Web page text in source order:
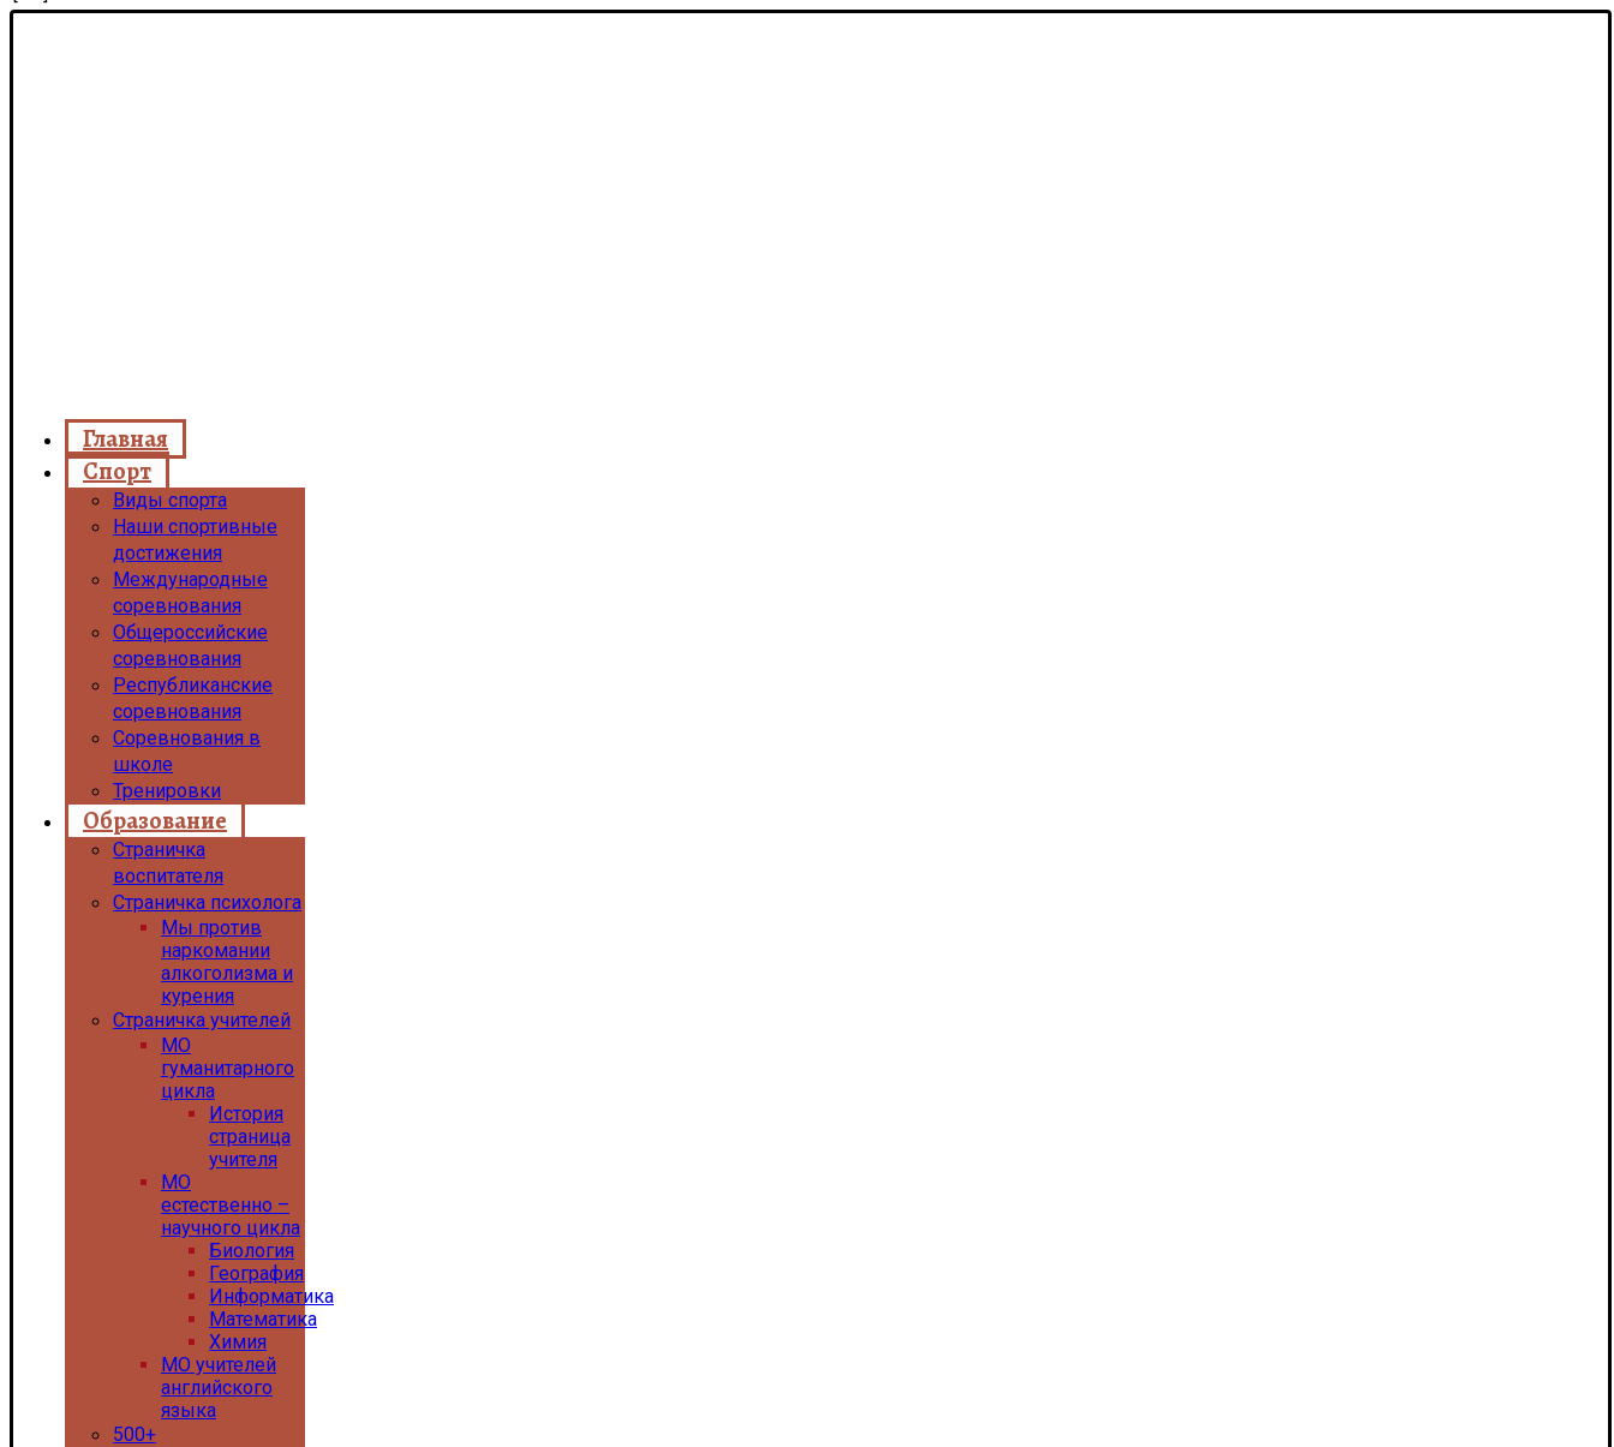
Главная
Спорт
Виды спорта
Наши спортивные
достижения
Международные
соревнования
Общероссийские
соревнования
Республиканские
соревнования
Соревнования в
школе
Тренировки
Образование
Страничка
воспитателя
Страничка психолога
Мы против
наркомании
алкоголизма и
курения
Страничка учителей
МО
гуманитарного
цикла
История
страница
учителя
МО
естественно –
научного цикла
Биология
География
Информатика
Математика
Химия
МО учителей
английского
языка
500+